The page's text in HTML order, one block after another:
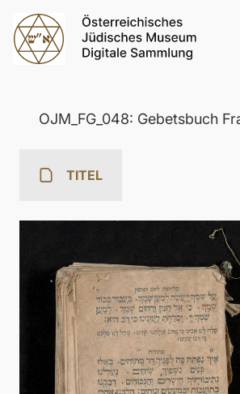
OJM_FG_048: Gebetsbuch
TITEL